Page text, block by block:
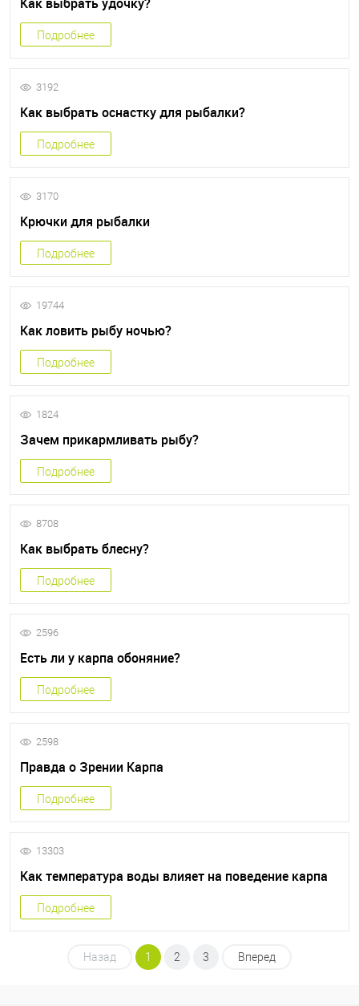
Подробнее
3192
Как выбрать оснастку для рыбалки?
Подробнее
3170
Крючки для рыбалки
Подробнее
19744
Как ловить рыбу ночью?
Подробнее
1824
Зачем прикармливать рыбу?
Подробнее
8708
Как выбрать блесну?
Подробнее
2596
Есть ли у карпа обоняние?
Подробнее
2598
Правда о Зрении Карпа
Подробнее
13303
Как температура воды влияет на поведение карпа
Подробнее
Назад 1 2 3 Вперед